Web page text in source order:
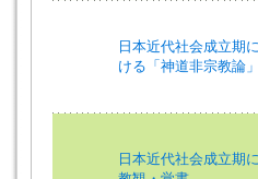
日本近代社会成立期
ける「神道非宗教論
日本近代社会成立期